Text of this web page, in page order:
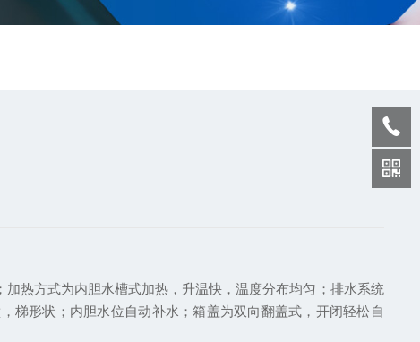
热方式为内胆水槽式加热，升温快，温度分布均匀；排水系统
梯形状；内胆水位自动补水；箱盖为双向翻盖式，开闭轻松自